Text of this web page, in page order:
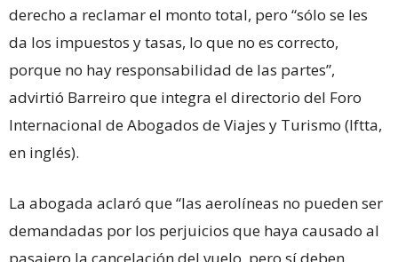
derecho a reclamar el monto total, pero “sólo se les
da los impuestos y tasas, lo que no es correcto,
porque no hay responsabilidad de las partes”,
advirtió Barreiro que integra el directorio del Foro
Internacional de Abogados de Viajes y Turismo (Iftta,
en inglés).
La abogada aclaró que “las aerolíneas no pueden ser
demandadas por los perjuicios que haya causado al